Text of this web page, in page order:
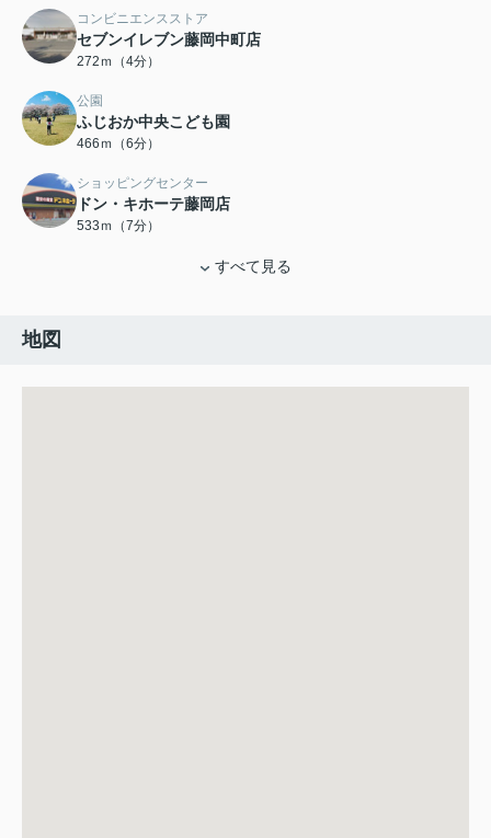
コンビニエンスストア
セブンイレブン藤岡中町店
272ｍ（4分）
公園
ふじおか中央こども園
466ｍ（6分）
ショッピングセンター
ドン・キホーテ藤岡店
533ｍ（7分）
すべて見る
地図